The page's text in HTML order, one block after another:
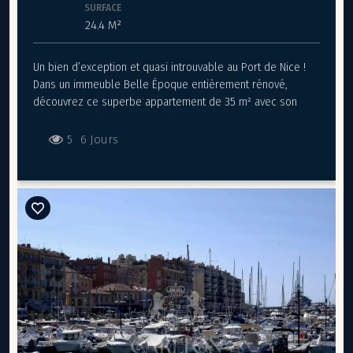
chambre. Vous bénéficierez également de deux grandes
caves, dont une destinée à accueillir votre précieuse
collection de vins. DPE : D(243) –B(8). Les dépenses
2.558€ par an. Les honoraires de l'agence sont à la charge
du vendeur. Ref. 13789
SURFACE
24.4 M²
Un bien d’exception et quasi introuvable au Port de Nice !
Dans un immeuble Belle Époque entièrement rénové,
découvrez ce superbe appartement de 35 m² avec son
prisé. Cet appartement bénéficie d’un emplacement unique
idéal pour organiser des repas en plein air ou profiter de
véritables moments de détente au soleil. Le charme de
l’ancien a été soigneusement conservé grâce aux parquets
élégance et authenticité. L’espace de vie se compose d’une
chambre avec salle d’eau attenante ainsi que d’un séjour
lumineux avec cuisine ouverte, pensé pour conjuguer
confort et convivialité. Ici, vous vivez le meilleur du Port de
Nice, avec tous les commerces, restaurants et la mer à vos
pieds. Un bien rare et prestigieux, idéal comme pied-à-
5 6 Jours